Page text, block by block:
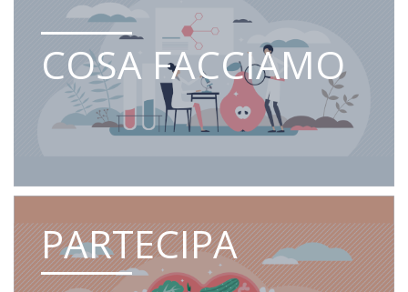
COSA FACCIAMO
PARTECIPA